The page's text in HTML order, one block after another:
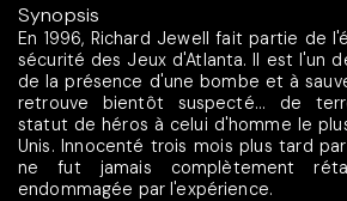
Synopsis
En 1996, Richard Jewell fait partie de
sécurité des Jeux d'Atlanta. Il est l'un
de la présence d'une bombe et à
retrouve bientôt suspecté... de
statut de héros à celui d'homme le
Unis. Innocenté trois mois plus tard
ne fut jamais complètement
endommagée par l'expérience.